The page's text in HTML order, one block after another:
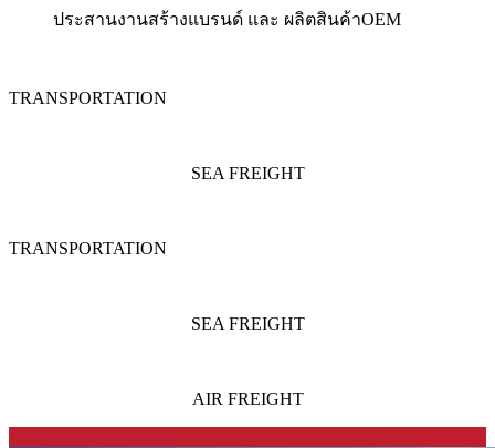
ประสานงานสร้างแบรนด์ และ ผลิตสินค้าOEM
TRANSPORTATION
SEA FREIGHT
TRANSPORTATION
SEA FREIGHT
AIR FREIGHT